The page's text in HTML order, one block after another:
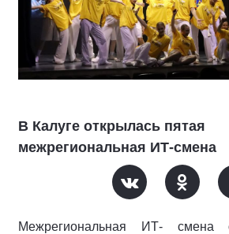
В Калуге открылась пятая
межрегиональная ИТ-смена
Межрегиональная ИТ- смена